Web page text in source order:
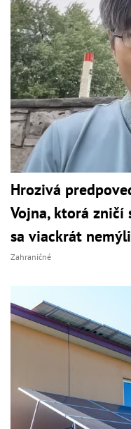
Hrozivá
Vojna, ktorá zničí
sa viackrát
Zahraničné